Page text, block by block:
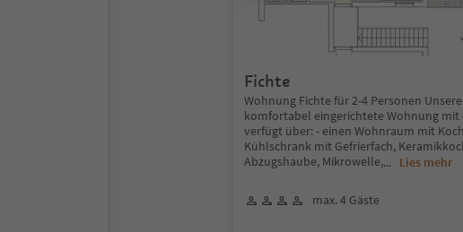
Fichte
Wohnung Fichte für 2-4 Personen Unsere
komfortabel eingerichtete Wohnung mit
verfügt über: - einen Wohnraum mit
Kühlschrank mit Gefrierfach,
Abzugshaube, Mikrowelle,... Lies mehr
max. 4 Gäste